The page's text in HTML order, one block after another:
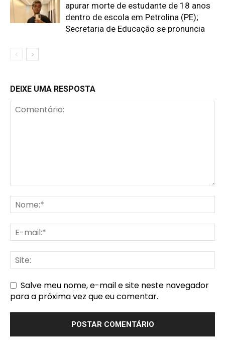
apurar morte de estudante de 18 anos
dentro de escola em Petrolina (PE);
Secretaria de Educação se pronuncia
DEIXE UMA RESPOSTA
Salve meu nome, e-mail e site neste navegador
para a próxima vez que eu comentar.